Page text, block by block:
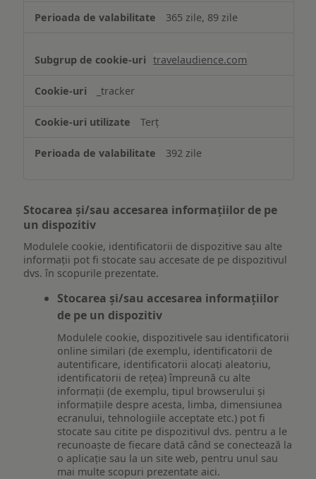
365 zile, 89 zile
travelaudience.com
_tracker
Terț
392 zile
Stocarea și/sau accesarea informațiilor de pe
un dispozitiv
Modulele cookie, identificatorii de dispozitive sau alte
informații pot fi stocate sau accesate de pe dispozitivul
dvs. în scopurile prezentate.
Stocarea și/sau accesarea informațiilor
de pe un dispozitiv
Modulele cookie, dispozitivele sau identificatorii
online similari (de exemplu, identificatorii de
autentificare, identificatorii alocați aleatoriu,
identificatorii de rețea) împreună cu alte
informații (de exemplu, tipul browserului și
informațiile despre acesta, limba, dimensiunea
ecranului, tehnologiile acceptate etc.) pot fi
stocate sau citite pe dispozitivul dvs. pentru a le
recunoaște de fiecare dată când se conectează la
o aplicație sau la un site web, pentru unul sau
mai multe scopuri prezentate aici.